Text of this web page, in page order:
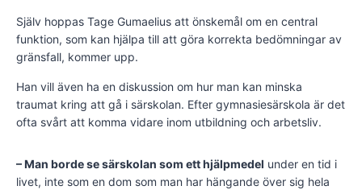
Själv hoppas Tage Gumaelius att önskemål om en central
funktion, som kan hjälpa till att göra korrekta bedömningar av
gränsfall, kommer upp.
Han vill även ha en diskussion om hur man kan minska
traumat kring att gå i särskolan. Efter gymnasiesärskola är det
ofta svårt att komma vidare inom utbildning och arbetsliv.
– Man borde se särskolan som ett hjälpmedel under en tid i
livet, inte som en dom som man har hängande över sig hela